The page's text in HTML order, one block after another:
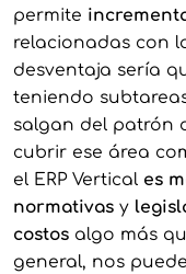
permite
relacionadas con
desventaja sería
teniendo
salgan del patrón
cubrir ese área
el ERP Vertical es
normativasy
costosalgo más
general, nos